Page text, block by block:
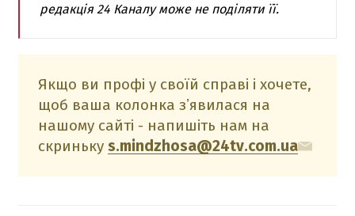
редакція 24 Каналу може не поділяти її.
Якщо ви профі у своїй справі і хочете,
щоб ваша колонка зʼявилася на
нашому сайті - напишіть нам на
скриньку s.mindzhosa@24tv.com.ua